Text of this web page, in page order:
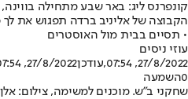
קונפרנס ליג: באר שבע מתחילה בווינה, ב-15 בספטמבר ויאריאל
הקבוצה של אליניב ברדה תפגוש את לך
• תסיים בבית מול האוסטרים
עוזי ניסים
27/8/2022, 07:54
,עודכן27/8/2022, 07:54
0השמעה
שחקני ב"ש. מוכנים למשימה, צילום: